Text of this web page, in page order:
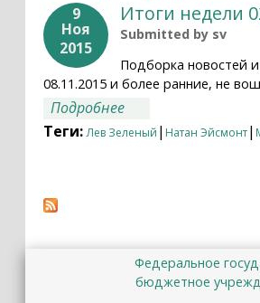
9
Ноя
2015
Итоги недели
Submitted by sv
Подборка новостей
08.11.2015 и более ранние, не
Подробнее
Теги:Лев Зеленый | Натан Эйсмонт|
Федеральное
бюджетное